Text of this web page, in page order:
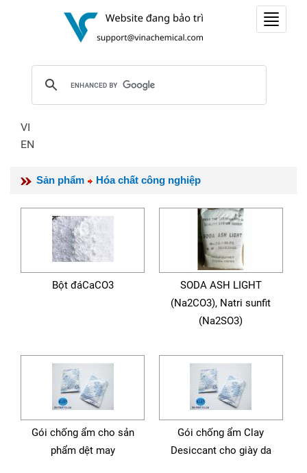
Toggle
VI
EN
Sản phẩm Hóa chất công nghiệp
Bột đáCaCO3
SODA ASH LIGHT
(Na2CO3), Natri sunfit
(Na2SO3)
Gói chống ẩm cho sản
phẩm dệt may
Gói chống ẩm Clay
Desiccant cho giày da